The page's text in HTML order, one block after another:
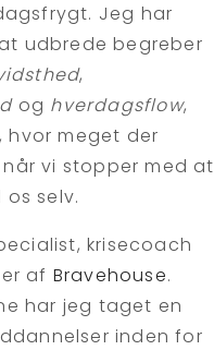
Jeg har
udbrede begreber
,
og hverdagsflow,
hvor meget der
vi stopper med at
selv.
krisecoach
af Bravehouse.
har jeg taget en
inden for